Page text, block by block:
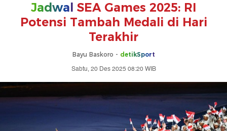
Jadwal SEA Games 2025: RI
Potensi Tambah Medali di Hari
Terakhir
Bayu Baskoro - detikSport
Sabtu, 20 Des 2025 08:20 WIB